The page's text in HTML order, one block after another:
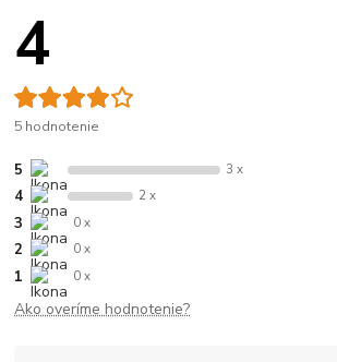
4
5 hodnotenie
5 3 x
4 2 x
3 0 x
2 0 x
1 0 x
Ako overíme hodnotenie?